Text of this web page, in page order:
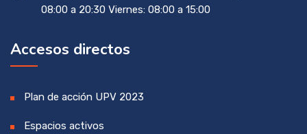
08:00 a 20:30 Viernes: 08:00 a 15:00
Accesos directos
Plan de acción UPV 2023
Espacios activos